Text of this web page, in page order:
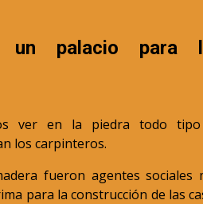
un palacio para
ver en la piedra todo
los carpinteros.
fueron agentes sociales
para la construcción de las